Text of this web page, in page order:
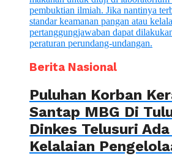
Berita Nasional
Puluhan Korban
Santap MBG Di
Dinkes Telusuri
Kelalaian